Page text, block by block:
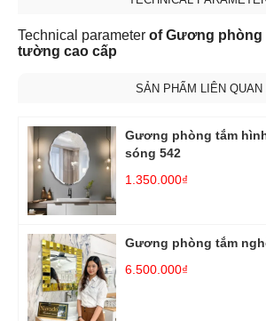
Technical parameter of Gương phòng
tường cao cấp
SẢN PHẨM LIÊN QUAN
Gương phòng tắm
sóng 542
1.350.000₫
Gương phòng tắm
6.500.000₫